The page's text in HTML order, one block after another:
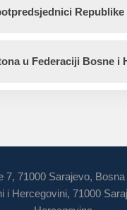
Republike
u Federaciji Bosne i
7, 71000 Sarajevo,
i Hercegovini, 71000